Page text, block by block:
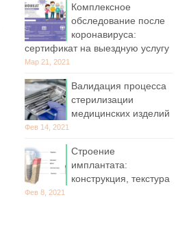
Комплексное
обследование после
коронавируса:
сертификат на выездную услугу
Мар 21, 2021
Валидация процесса
стерилизации
медицинских изделий
Фев 14, 2021
Строение
имплантата:
конструкция, текстура
Фев 8, 2021